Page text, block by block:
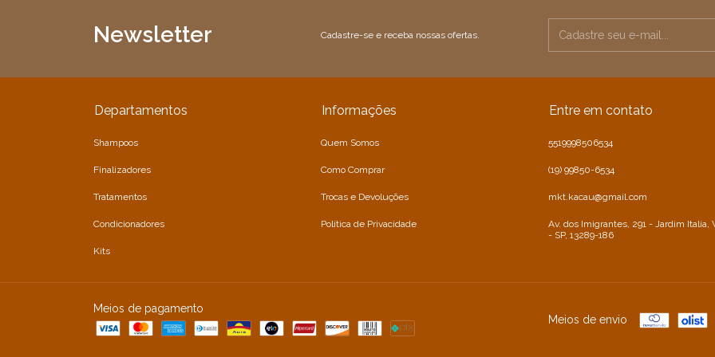
Newsletter Cadastre-se e receba nossas ofertas.
Departamentos
Shampoos
Finalizadores
Tratamentos
Condicionadores
Kits
Informações
Quem Somos
Como Comprar
Trocas e Devoluções
Política de Privacidade
Entre em contato
5519998506534
(19) 99850-6534
mkt.kacau@gmail.com
Av. dos Imigrantes, 291 - Jardim Italia,
- SP, 13289-186
Meios de pagamento
Meios de envio